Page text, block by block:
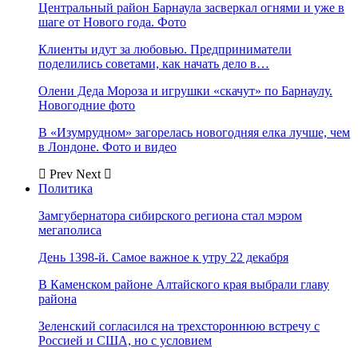
Центральный район Барнаула засверкал огнями и уже в
шаге от Нового года. Фото
Клиенты идут за любовью. Предприниматели
поделились советами, как начать дело в…
Олени Деда Мороза и игрушки «скачут» по Барнаулу.
Новогодние фото
В «Изумрудном» загорелась новогодняя елка лучше, чем
в Лондоне. Фото и видео
Prev Next
Политика
Замгубернатора сибирского региона стал мэром
мегаполиса
День 1398-й. Самое важное к утру 22 декабря
В Каменском районе Алтайского края выбрали главу
района
Зеленский согласился на трехстороннюю встречу с
Россией и США, но с условием